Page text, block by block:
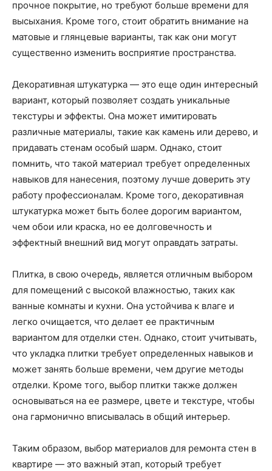
прочное покрытие, но требуют больше времени для
высыхания. Кроме того, стоит обратить внимание на
матовые и глянцевые варианты, так как они могут
существенно изменить восприятие пространства.
Декоративная штукатурка — это еще один интересный
вариант, который позволяет создать уникальные
текстуры и эффекты. Она может имитировать
различные материалы, такие как камень или дерево, и
придавать стенам особый шарм. Однако, стоит
помнить, что такой материал требует определенных
навыков для нанесения, поэтому лучше доверить эту
работу профессионалам. Кроме того, декоративная
штукатурка может быть более дорогим вариантом,
чем обои или краска, но ее долговечность и
эффектный внешний вид могут оправдать затраты.
Плитка, в свою очередь, является отличным выбором
для помещений с высокой влажностью, таких как
ванные комнаты и кухни. Она устойчива к влаге и
легко очищается, что делает ее практичным
вариантом для отделки стен. Однако, стоит учитывать,
что укладка плитки требует определенных навыков и
может занять больше времени, чем другие методы
отделки. Кроме того, выбор плитки также должен
основываться на ее размере, цвете и текстуре, чтобы
она гармонично вписывалась в общий интерьер.
Таким образом, выбор материалов для ремонта стен в
квартире — это важный этап, который требует